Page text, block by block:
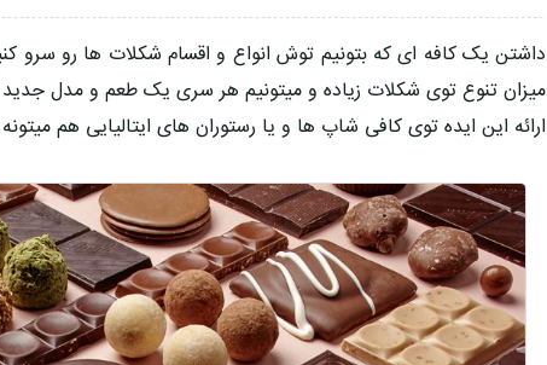
داشتن یک کافه ای که بتونیم توش انواع و اقسام شکلات ها رو سرو
میزان تنوع توی شکلات زیاده و میتونیم هر سری یک طعم و مدل
ارائه این ایده توی کافی شاپ ها و یا رستوران های ایتالیایی هم